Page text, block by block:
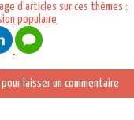
d'articles sur ces thèmes :
populaire
laisser un commentaire